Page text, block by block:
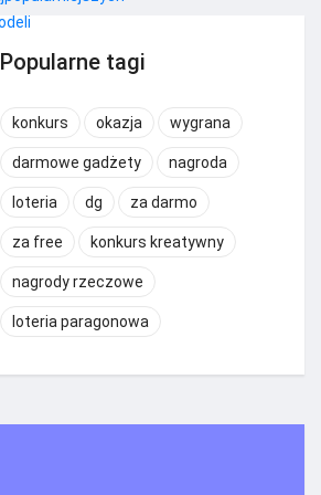
Popularne tagi
konkurs okazja wygrana
darmowe gadżety nagroda
loteria dg za darmo
za free konkurs kreatywny
nagrody rzeczowe
loteria paragonowa